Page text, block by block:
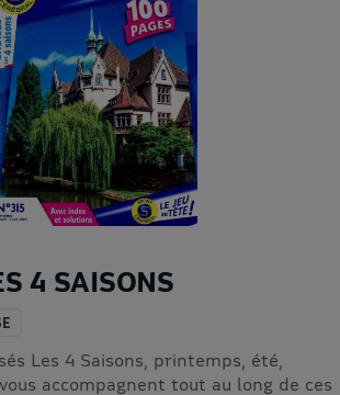
4 SAISONS
Les 4 Saisons, printemps, été,
accompagnent tout au long de ces